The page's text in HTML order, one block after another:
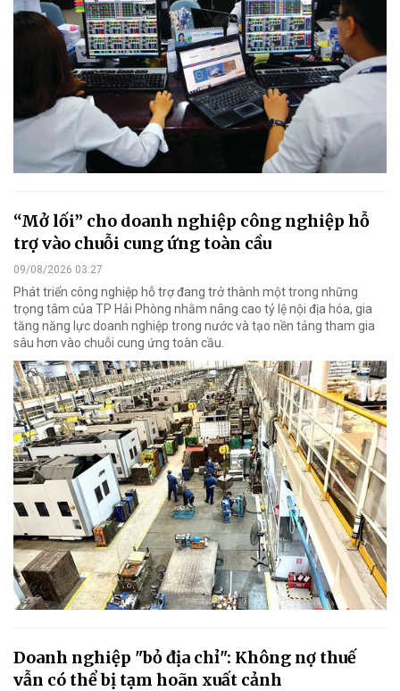
“Mở lối” cho doanh nghiệp công nghiệp hỗ
trợ vào chuỗi cung ứng toàn cầu
09/08/2026 03:27
Phát triển công nghiệp hỗ trợ đang trở thành một trong những
trọng tâm của TP Hải Phòng nhằm nâng cao tỷ lệ nội địa hóa, gia
tăng năng lực doanh nghiệp trong nước và tạo nền tảng tham gia
sâu hơn vào chuỗi cung ứng toàn cầu.
Doanh nghiệp "bỏ địa chỉ": Không nợ thuế
vẫn có thể bị tạm hoãn xuất cảnh